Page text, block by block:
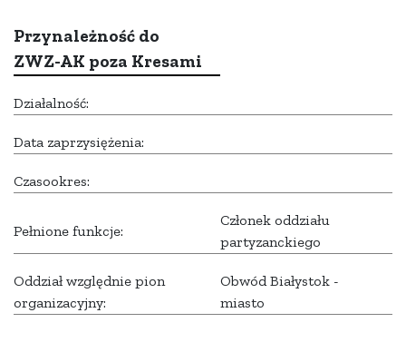
Przynależność do
ZWZ-AK poza Kresami
Działalność:
Data zaprzysiężenia:
Czasookres:
Pełnione funkcje:
Członek oddziału
partyzanckiego
Oddział względnie pion
organizacyjny:
Obwód Białystok -
miasto